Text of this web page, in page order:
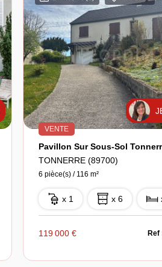
VENTE
Pavillon Sur Sous-Sol
TONNERRE (89700)
6 pièce(s) / 116 m²
x 1 x 6
119 000 € Ref